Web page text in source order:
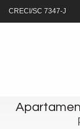
CRECI/SC 7347-J